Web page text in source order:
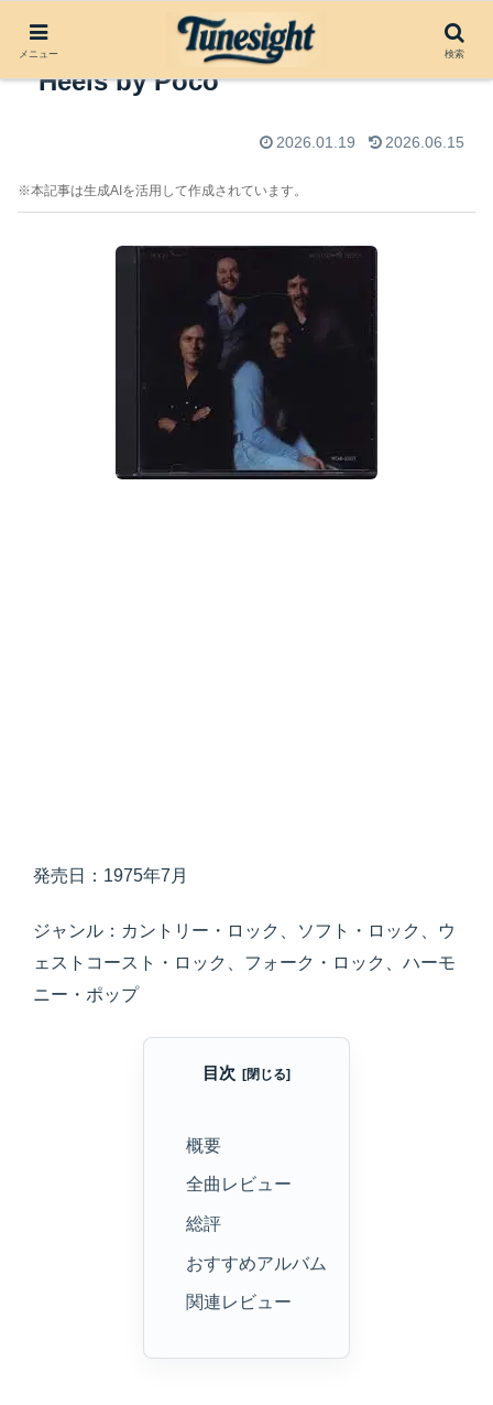
アルバムレビュー：Head Over
Heels by Poco
2026.01.19 2026.06.15
※本記事は生成AIを活用して作成されています。
発売日：1975年7月
ジャンル：カントリー・ロック、ソフト・ロック、ウ
ェストコースト・ロック、フォーク・ロック、ハーモ
ニー・ポップ
目次
概要
全曲レビュー
総評
おすすめアルバム
関連レビュー
メニュー 検索